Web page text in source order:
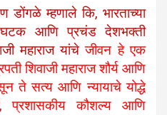
म्हणाले कि, भारताच्या
संघटक आणि प्रचंड देशभक्ती
महाराज यांचे जीवन हे एक
शिवाजी महाराज शौर्य आणि
ते सत्य आणि न्यायाचे योद्धे
प्रशासकीय कौशल्य आणि